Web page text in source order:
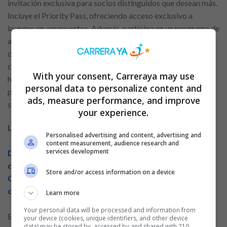
invitación exclusiva para socios distinguidos que desean más.
Incluye el Priority Pass, ofreciendo acceso exclusivo a
lounges en aeropuertos. Además, participa en un programa de
acumulación de puntos, donde se ganan puntos por cada
dólar americano consumido. Estos puntos pueden ser
canjeados por boletos aéreos nacionales e internacionales,
hospedaje en hoteles tanto dentro como fuera del país,
paquetes turísticos nacionales, y gift cards para
supermercados o tiendas de retail.
Leer más artículos relacionados:
Desde el café matutino hasta el viaje soñado: tu tarjeta
de crédito lo hace posible
Crea un plan financiero que se adapte a ti con las
opciones de préstamos personales
En cuanto a losbeneficiosde VISA Internacional, tienes
With your consent, Carreraya may use
personal data to personalize content and
ads, measure performance, and improve
your experience.
Personalised advertising and content, advertising and
content measurement, audience research and
services development
Store and/or access information on a device
Learn more
Your personal data will be processed and information from
your device (cookies, unique identifiers, and other device